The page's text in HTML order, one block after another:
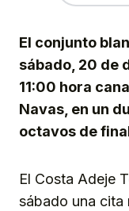
El conjunto
sábado, 20 de
11:00 hora
Navas, en un
octavos de
El Costa Adeje
sábado una cita